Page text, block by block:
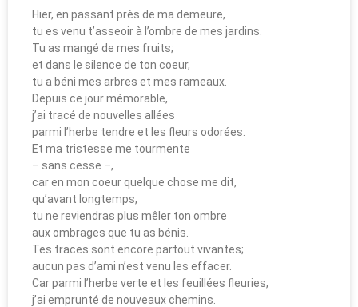
Hier, en passant près de ma demeure,
tu es venu t’asseoir à l’ombre de mes jardins.
Tu as mangé de mes fruits;
et dans le silence de ton coeur,
tu a béni mes arbres et mes rameaux.
Depuis ce jour mémorable,
j’ai tracé de nouvelles allées
parmi l’herbe tendre et les fleurs odorées.
Et ma tristesse me tourmente
– sans cesse –,
car en mon coeur quelque chose me dit,
qu’avant longtemps,
tu ne reviendras plus mêler ton ombre
aux ombrages que tu as bénis.
Tes traces sont encore partout vivantes;
aucun pas d’ami n’est venu les effacer.
Car parmi l’herbe verte et les feuillées fleuries,
j’ai emprunté de nouveaux chemins.